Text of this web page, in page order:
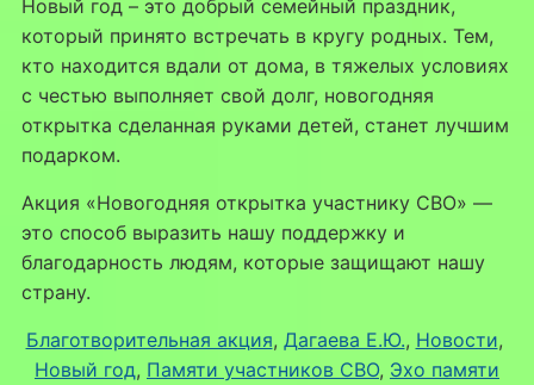
Новый год – это добрый семейный праздник,
который принято встречать в кругу родных. Тем,
кто находится вдали от дома, в тяжелых условиях
с честью выполняет свой долг, новогодняя
открытка сделанная руками детей, станет лучшим
подарком.
Акция «Новогодняя открытка участнику СВО» —
это способ выразить нашу поддержку и
благодарность людям, которые защищают нашу
страну.
Благотворительная акция, Дагаева Е.Ю., Новости
Новый год, Памяти участников СВО, Эхо памяти